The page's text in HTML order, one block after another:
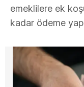
emeklilere ek
kadar ödeme